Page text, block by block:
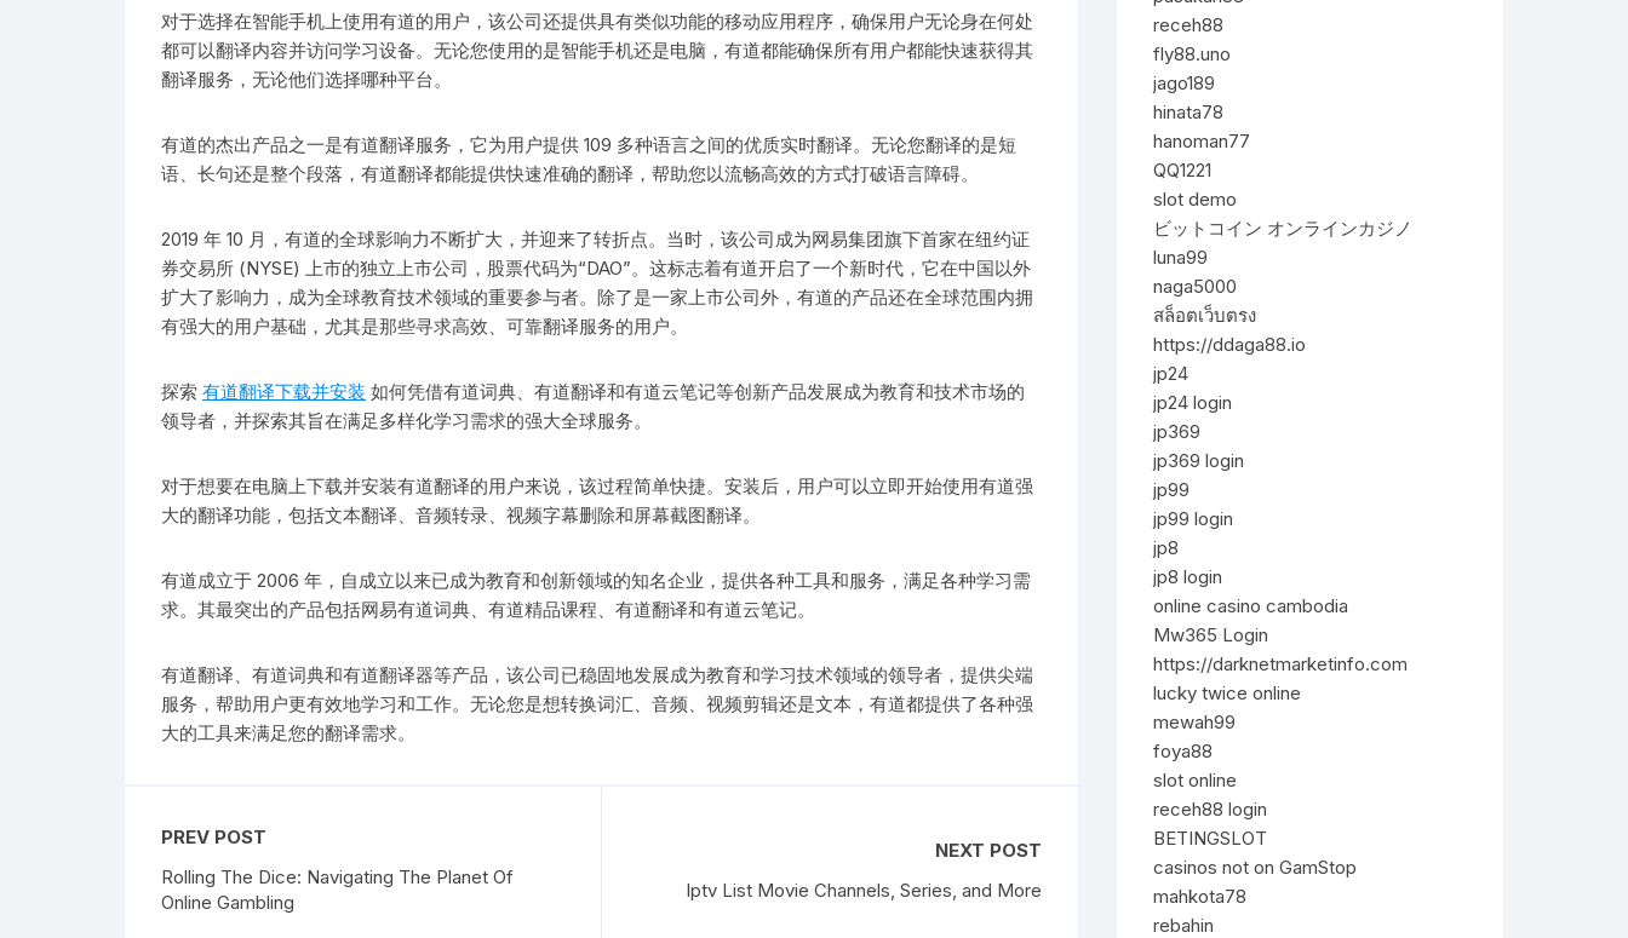
对于选择在智能手机上使用有道的用户，该公司还提供具有类似功能的移动应用程序，确保用户无论身在何处
都可以翻译内容并访问学习设备。无论您使用的是智能手机还是电脑，有道都能确保所有用户都能快速获得其
翻译服务，无论他们选择哪种平台。
有道的杰出产品之一是有道翻译服务，它为用户提供 109 多种语言之间的优质实时翻译。无论您翻译的是短
语、长句还是整个段落，有道翻译都能提供快速准确的翻译，帮助您以流畅高效的方式打破语言障碍。
2019 年 10 月，有道的全球影响力不断扩大，并迎来了转折点。当时，该公司成为网易集团旗下首家在纽约证
券交易所 (NYSE) 上市的独立上市公司，股票代码为“DAO”。这标志着有道开启了一个新时代，它在中国以外
扩大了影响力，成为全球教育技术领域的重要参与者。除了是一家上市公司外，有道的产品还在全球范围内拥
有强大的用户基础，尤其是那些寻求高效、可靠翻译服务的用户。
探索 有道翻译下载并安装 如何凭借有道词典、有道翻译和有道云笔记等创新产品发展成为教育和技术市场的
领导者，并探索其旨在满足多样化学习需求的强大全球服务。
对于想要在电脑上下载并安装有道翻译的用户来说，该过程简单快捷。安装后，用户可以立即开始使用有道强
大的翻译功能，包括文本翻译、音频转录、视频字幕删除和屏幕截图翻译。
有道成立于 2006 年，自成立以来已成为教育和创新领域的知名企业，提供各种工具和服务，满足各种学习需
求。其最突出的产品包括网易有道词典、有道精品课程、有道翻译和有道云笔记。
有道翻译、有道词典和有道翻译器等产品，该公司已稳固地发展成为教育和学习技术领域的领导者，提供尖端
服务，帮助用户更有效地学习和工作。无论您是想转换词汇、音频、视频剪辑还是文本，有道都提供了各种强
大的工具来满足您的翻译需求。
PREV POST
Rolling The Dice: Navigating The Planet Of
Online Gambling
NEXT POST
Iptv List Movie Channels, Series, and More
receh88
fly88.uno
jago189
hinata78
hanoman77
QQ1221
slot demo
ビットコイン オンラインカジノ
luna99
naga5000
สล็อตเว็บตรง
https://ddaga88.io
jp24
jp24 login
jp369
jp369 login
jp99
jp99 login
jp8
jp8 login
online casino cambodia
Mw365 Login
https://darknetmarketinfo.com
lucky twice online
mewah99
foya88
slot online
receh88 login
BETINGSLOT
casinos not on GamStop
mahkota78
rebahin